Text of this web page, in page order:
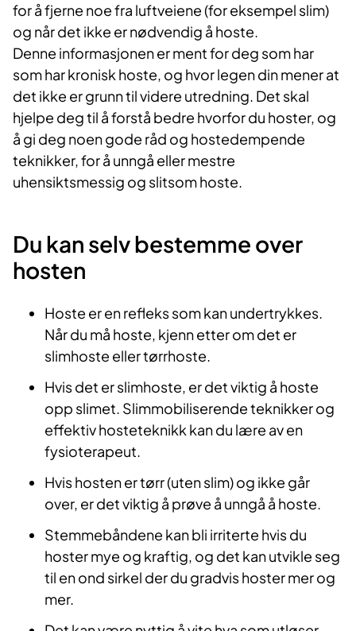
for å fjerne noe fra luftveiene (for eksempel slim)
og når det ikke er nødvendig å hoste.
Denne informasjonen er ment for deg som har
som har kronisk hoste, og hvor legen din mener at
det ikke er grunn til videre utredning. Det skal
hjelpe deg til å forstå bedre hvorfor du hoster, og
å gi deg noen gode råd og hostedempende
teknikker, for å unngå eller mestre
uhensiktsmessig og slitsom hoste.
Du kan selv bestemme over
hosten
Hoste er en refleks som kan undertrykkes.
Når du må hoste, kjenn etter om det er
slimhoste eller tørrhoste.
Hvis det er slimhoste, er det viktig å hoste
opp slimet. Slimmobiliserende teknikker og
effektiv hosteteknikk kan du lære av en
fysioterapeut.
Hvis hosten er tørr (uten slim) og ikke går
over, er det viktig å prøve å unngå å hoste.
Stemmebåndene kan bli irriterte hvis du
hoster mye og kraftig, og det kan utvikle seg
til en ond sirkel der du gradvis hoster mer og
mer.